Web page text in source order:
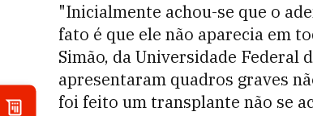
"Inicialmente achou-se que o
fato é que ele não aparecia em
Simão, da Universidade Federal
apresentaram quadros graves
foi feito um transplante não se